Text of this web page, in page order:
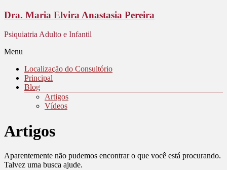
Dra. Maria Elvira Anastasia Pereira
Psiquiatria Adulto e Infantil
Menu
Localização do Consultório
Principal
Blog
Artigos
Vídeos
Artigos
Aparentemente não pudemos encontrar o que você está procurando.
Talvez uma busca ajude.